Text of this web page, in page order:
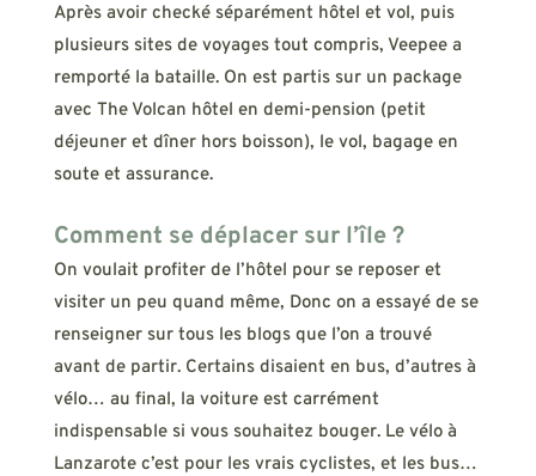
Après avoir checké séparément hôtel et vol, puis
plusieurs sites de voyages tout compris, Veepee a
remporté la bataille. On est partis sur un package
avec The Volcan hôtel en demi-pension (petit
déjeuner et dîner hors boisson), le vol, bagage en
soute et assurance.
Comment se déplacer sur l’île ?
On voulait profiter de l’hôtel pour se reposer et
visiter un peu quand même, Donc on a essayé de se
renseigner sur tous les blogs que l’on a trouvé
avant de partir. Certains disaient en bus, d’autres à
vélo… au final, la voiture est carrément
indispensable si vous souhaitez bouger. Le vélo à
Lanzarote c’est pour les vrais cyclistes, et les bus…